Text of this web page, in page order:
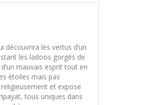
les vertus d’un
les ladoos gorgés de
mauvais esprit tout en
étoiles mais pas
et expose
tous uniques dans